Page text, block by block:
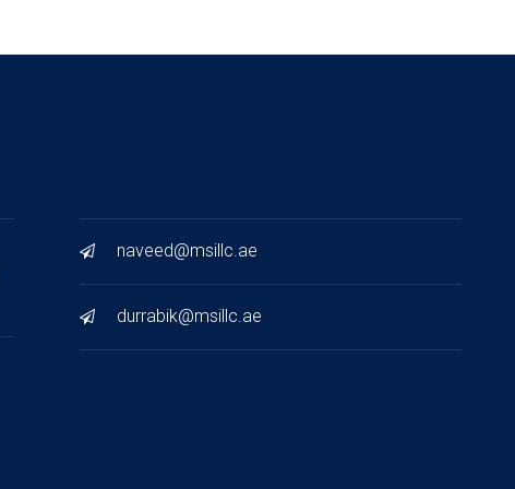
naveed@msillc.ae
durrabik@msillc.ae